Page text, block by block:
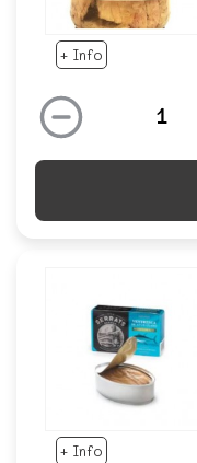
+ Info
+ Info